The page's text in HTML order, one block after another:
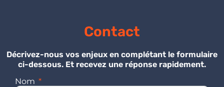
Contact
Décrivez-nous vos enjeux en complétant le formulaire
ci-dessous. Et recevez une réponse rapidement.
Nom